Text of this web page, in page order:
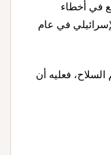
في أخطاء
في عام
فعليه أن